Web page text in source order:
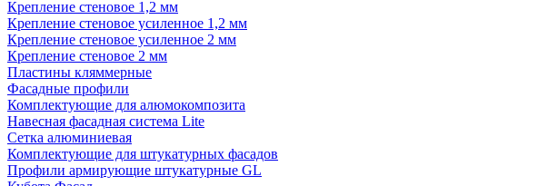
Крепление стеновое 1,2 мм
Крепление стеновое усиленное 1,2 мм
Крепление стеновое усиленное 2 мм
Крепление стеновое 2 мм
Пластины кляммерные
Фасадные профили
Комплектующие для алюмокомпозита
Навесная фасадная система Lite
Сетка алюминиевая
Комплектующие для штукатурных фасадов
Профили армирующие штукатурные GL